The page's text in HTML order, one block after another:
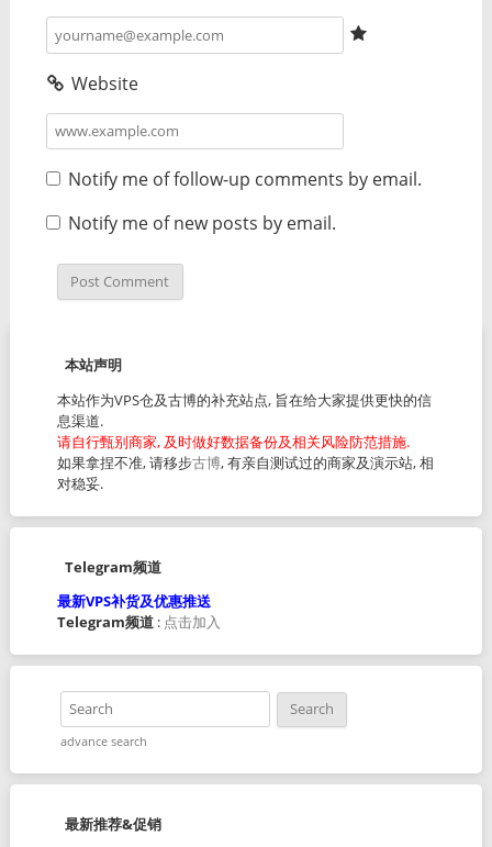
Website
Notify me of follow-up comments by email.
Notify me of new posts by email.
本站声明
本站作为VPS仓及古博的补充站点, 旨在给大家提供更快的信
息渠道.
请自行甄别商家, 及时做好数据备份及相关风险防范措施.
如果拿捏不准, 请移步古博, 有亲自测试过的商家及演示站, 相
对稳妥.
Telegram频道
最新VPS补货及优惠推送
Telegram频道: 点击加入
advance search
最新推荐&促销